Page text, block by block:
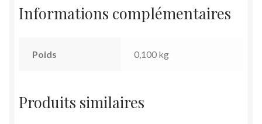
Informations complémentaires
Poids 0,100 kg
Produits similaires